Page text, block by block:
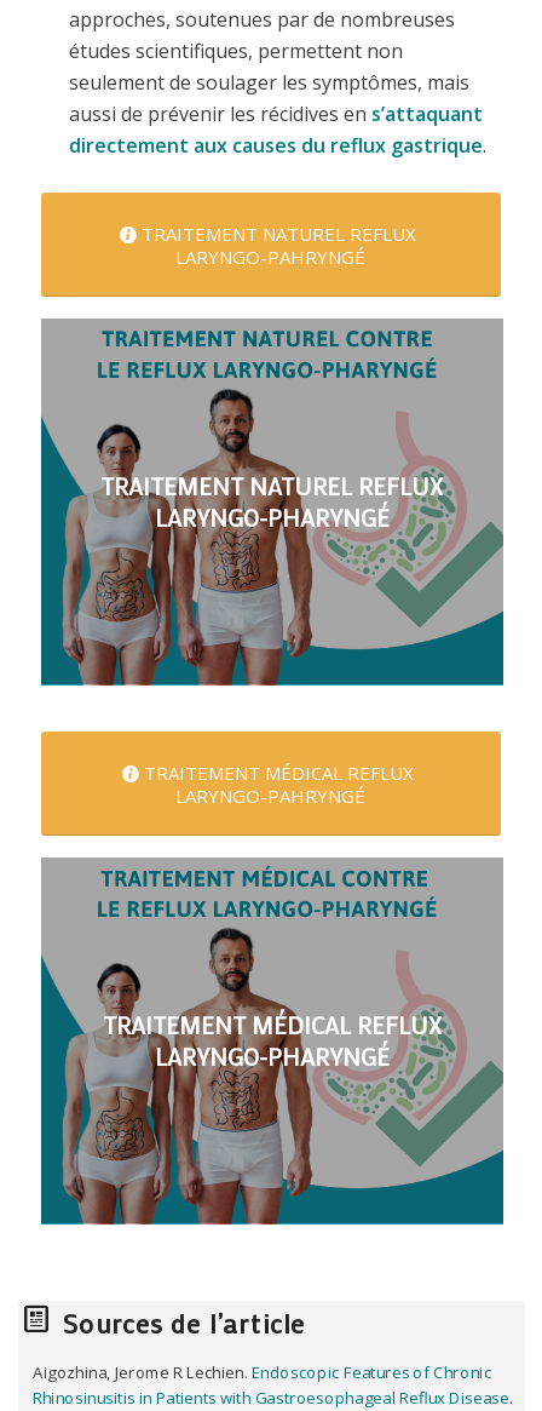
approches, soutenues par de nombreuses
études scientifiques, permettent non
seulement de soulager les symptômes, mais
aussi de prévenir les récidives en s’attaquant
directement aux causes du reflux gastrique.
TRAITEMENT NATUREL REFLUX
LARYNGO-PAHRYNGÉ
TRAITEMENT NATUREL REFLUX
LARYNGO-PHARYNGÉ
TRAITEMENT MÉDICAL REFLUX
LARYNGO-PAHRYNGÉ
TRAITEMENT MÉDICAL REFLUX
LARYNGO-PHARYNGÉ
Sources de l’article
Aigozhina, Jerome R Lechien. Endoscopic Features of Chronic
Rhinosinusitis in Patients with Gastroesophageal Reflux Disease.